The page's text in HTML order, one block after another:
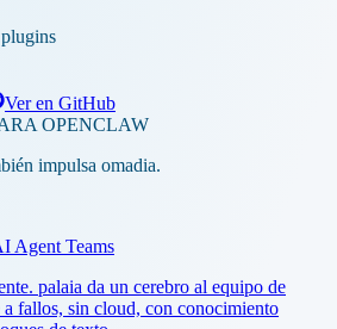
Ver en GitHub
OPENCLAW
impulsa omadia.
Agent Teams
palaia da un cerebro al equipo de
a fallos, sin cloud, con conocimiento